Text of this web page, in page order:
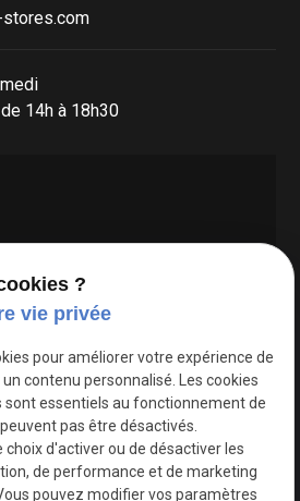
14h à 18h30
API est désactivé.
?
vie privée
pour améliorer votre expérience de
contenu personnalisé. Les cookies
essentiels au fonctionnement de
pas être désactivés.
choix d'activer ou de désactiver les
de performance et de marketing
pouvez modifier vos paramètres